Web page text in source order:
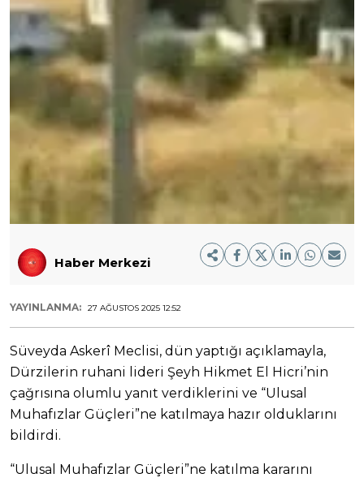
Haber Merkezi
YAYINLANMA: 27 AĞUSTOS 2025 12:52
Süveyda Askerî Meclisi, dün yaptığı açıklamayla,
Dürzilerin ruhani lideri Şeyh Hikmet El Hicri’nin
çağrısına olumlu yanıt verdiklerini ve “Ulusal
Muhafızlar Güçleri”ne katılmaya hazır olduklarını
bildirdi.
“Ulusal Muhafızlar Güçleri”ne katılma kararını